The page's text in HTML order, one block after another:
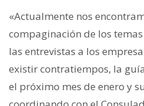
«Actualmente nos
compaginación de los
las entrevistas a los
existir contratiempos, la
el próximo mes de enero y